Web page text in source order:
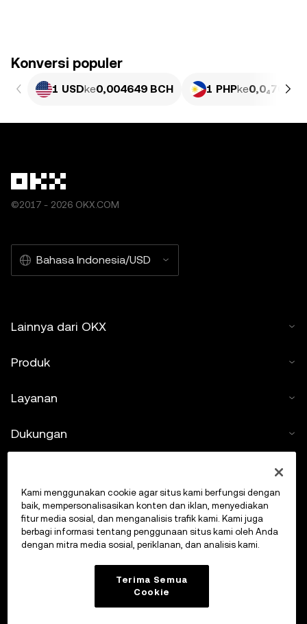
Konversi populer
1 USDke0,004649 BCH 1 PHPke0,0₄7639
©2017 - 2026 OKX.COM
Bahasa Indonesia/USD
Lainnya dari OKX
Produk
Layanan
Dukungan
Kalkulator kripto
Lakukan Trading
Kami menggunakan cookie agar situs kami berfungsi dengan
baik, mempersonalisasikan konten dan iklan, menyediakan
fitur media sosial, dan menganalisis trafik kami. Kami juga
berbagi informasi tentang penggunaan situs kami oleh Anda
dengan mitra media sosial, periklanan, dan analisis kami.
Terima Semua
Cookie